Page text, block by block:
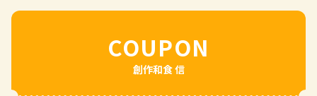
COUPON
創作和食 信